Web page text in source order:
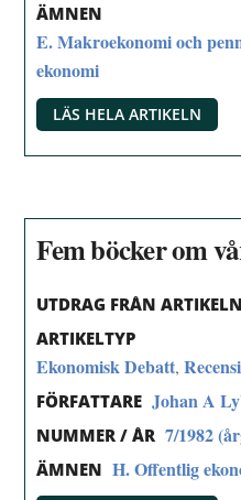
ÄMNEN
E. Makroekonomi och
ekonomi
LÄS HELA ARTIKELN
Fem böcker om
UTDRAG FRÅN ARTIKELN
ARTIKELTYP
Ekonomisk Debatt,
FÖRFATTARE Johan A
NUMMER / ÅR 7/1982
ÄMNEN H. Offentlig